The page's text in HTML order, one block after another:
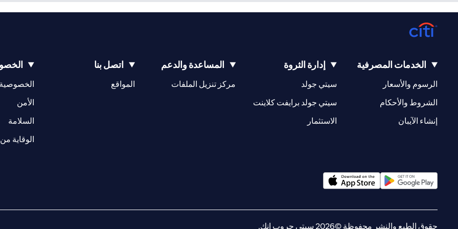
الخدمات المصرفية
الرسوم والأسعار
opens in a new tab
الشروط والأحكام opens in a new tab
إنشاء الآيبان opens in a new tab
إدارة الثروة
سيتي جولد opens in a new tab
سيتي جولد برايفت كلاينت
الاستثمار
المساعدة والدعم
مركز تنزيل الملفات
اتصل بنا
المواقعopens in a new tab الخصوصية
الأمن
السلامة
الوقاية
حقوق الطبع والنشر محفوظة ©2026 سيتي جروب انك.